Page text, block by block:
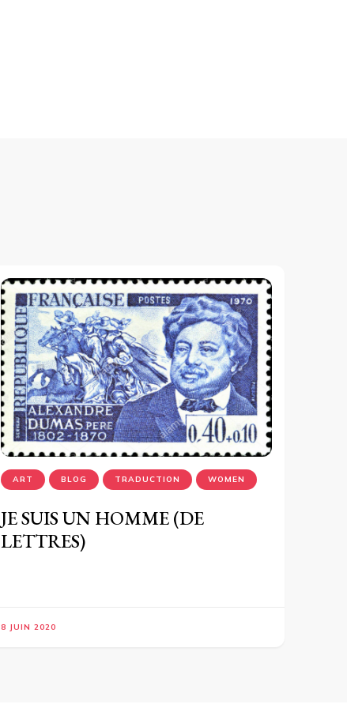
ART BLOG TRADUCTION WOMEN
JE SUIS UN HOMME (DE
LETTRES)
8 JUIN 2020